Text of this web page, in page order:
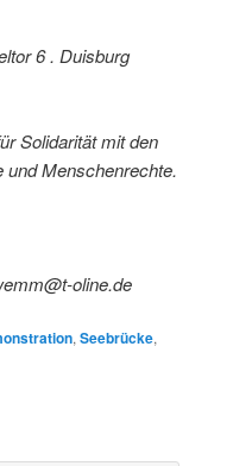
6 . Duisburg
Solidarität mit den
und Menschenrechte.
oline.de
, Seebrücke,